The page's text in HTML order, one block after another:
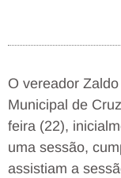
O vereador
Municipal de
feira (22),
uma sessão,
assistiam a